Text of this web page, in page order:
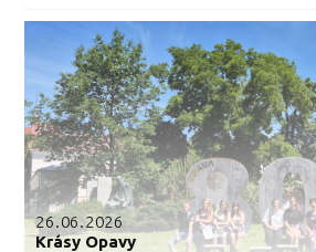
26.06.2026
Krásy Opavy